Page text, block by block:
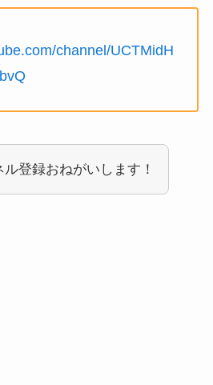
channel/UCTMidH
ル登録おねがいします！